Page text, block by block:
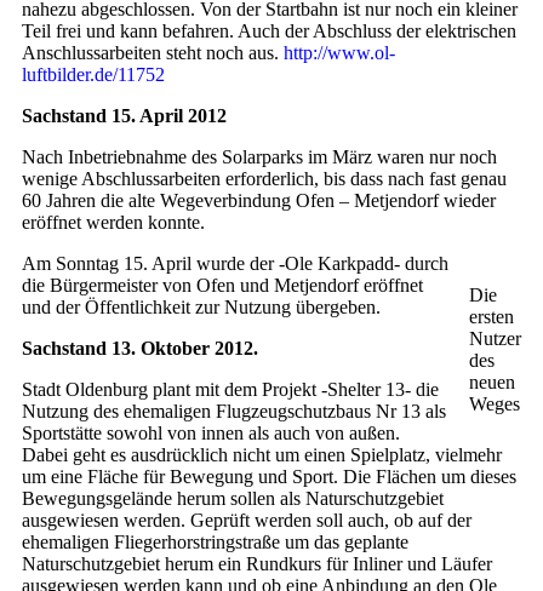
nahezu abgeschlossen. Von der Startbahn ist nur noch ein kleiner
Teil frei und kann befahren. Auch der Abschluss der elektrischen
Anschlussarbeiten steht noch aus. http://www.ol-
luftbilder.de/11752
Sachstand 15. April 2012
Nach Inbetriebnahme des Solarparks im März waren nur noch
wenige Abschlussarbeiten erforderlich, bis dass nach fast genau
60 Jahren die alte Wegeverbindung Ofen – Metjendorf wieder
eröffnet werden konnte.
Die
ersten
Nutzer
des
neuen
Weges
Am Sonntag 15. April wurde der -Ole Karkpadd- durch
die Bürgermeister von Ofen und Metjendorf eröffnet
und der Öffentlichkeit zur Nutzung übergeben.
Sachstand 13. Oktober 2012.
Stadt Oldenburg plant mit dem Projekt -Shelter 13- die
Nutzung des ehemaligen Flugzeugschutzbaus Nr 13 als
Sportstätte sowohl von innen als auch von außen.
Dabei geht es ausdrücklich nicht um einen Spielplatz, vielmehr
um eine Fläche für Bewegung und Sport. Die Flächen um dieses
Bewegungsgelände herum sollen als Naturschutzgebiet
ausgewiesen werden. Geprüft werden soll auch, ob auf der
ehemaligen Fliegerhorstringstraße um das geplante
Naturschutzgebiet herum ein Rundkurs für Inliner und Läufer
ausgewiesen werden kann und ob eine Anbindung an den Ole